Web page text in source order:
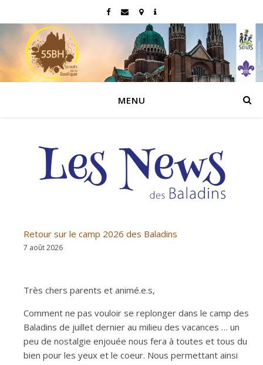
MENU
Retour sur le camp 2026 des Baladins
7 août 2026
Très chers parents et animé.e.s,
Comment ne pas vouloir se replonger dans le camp des
Baladins de juillet dernier au milieu des vacances … un
peu de nostalgie enjouée nous fera à toutes et tous du
bien pour les yeux et le coeur. Nous permettant ainsi